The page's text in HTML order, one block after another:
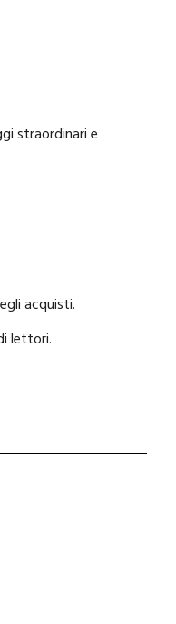
straordinari e
acquisti.
lettori.